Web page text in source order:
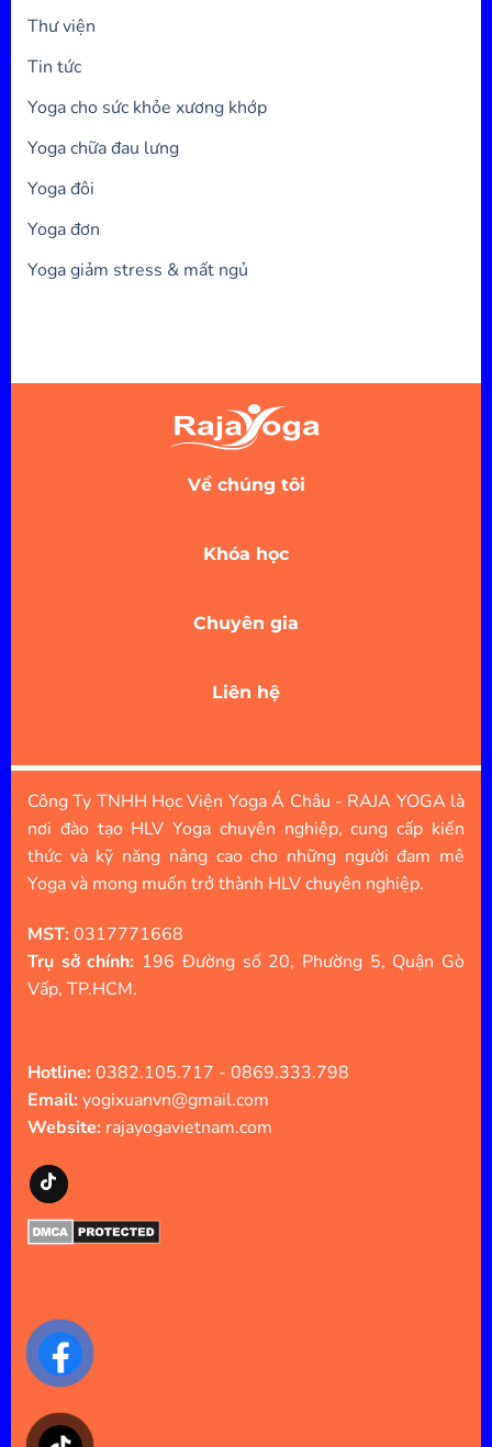
Thư viện
Tin tức
Yoga cho sức khỏe xương khớp
Yoga chữa đau lưng
Yoga đôi
Yoga đơn
Yoga giảm stress & mất ngủ
Về chúng tôi
Khóa học
Chuyên gia
Liên hệ
Công Ty TNHH Học Viện Yoga Á Châu - RAJA YOGA là
nơi đào tạo HLV Yoga chuyên nghiệp, cung cấp kiến
thức và kỹ năng nâng cao cho những người đam mê
Yoga và mong muốn trở thành HLV chuyên nghiệp.
MST:0317771668
Trụ sở chính: 196 Đường số 20, Phường 5, Quận Gò
Vấp, TP.HCM.
Hotline:0382.105.717 - 0869.333.798
Email:yogixuanvn@gmail.com
Website: rajayogavietnam.com